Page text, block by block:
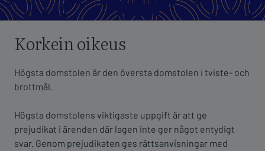
Korkein oikeus
Högsta domstolen är den översta domstolen i tviste- och
brottmål.
Högsta domstolens viktigaste uppgift är att ge
prejudikat i ärenden där lagen inte ger något entydigt
svar. Genom prejudikaten ges rättsanvisningar med